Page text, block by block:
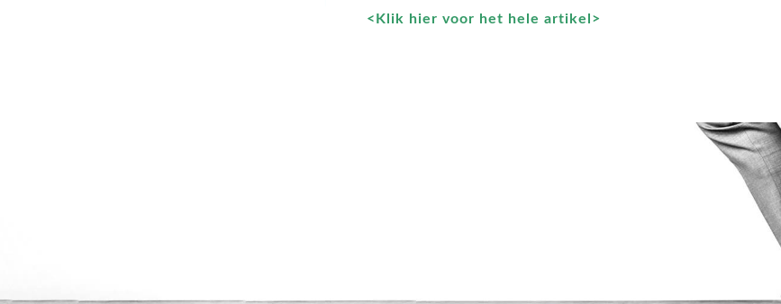
<Klik hier voor het hele artikel>